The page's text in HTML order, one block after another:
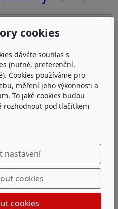
cookies
dáváte souhlas s
(nutné, preferenční,
Cookies používáme pro
měření jeho výkonnosti a
To jaké cookies budou
rozhodnout pod tlačítkem
nastavení
cookies
cookies